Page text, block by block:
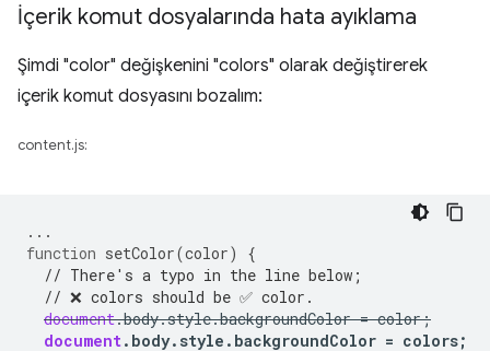
İçerik komut dosyalarında hata ayıklama
Şimdi "color" değişkenini "colors" olarak değiştirerek
içerik komut dosyasını bozalım:
content.js:
...
function setColor(color)
{
// There's a typo in the line below;
// ❌ colors should be ✅ color.
document.body.style.backgroundColor = color;
document. body. style . backgroundColor = colors;